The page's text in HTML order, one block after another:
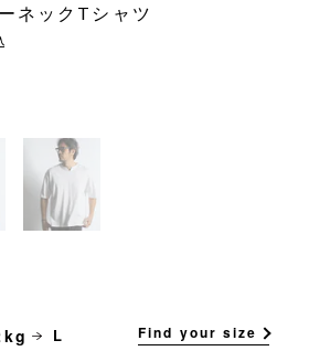
ネックTシャツ
L Find your size